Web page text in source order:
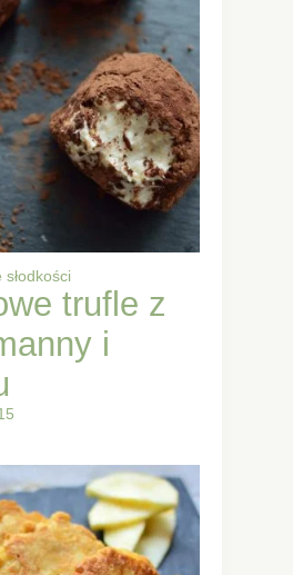
trufle z
i